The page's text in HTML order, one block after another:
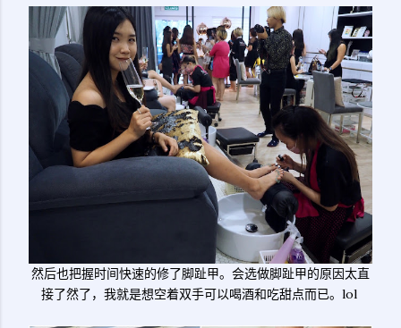
然后也把握时间快速的修了脚趾甲。会选做脚趾甲的原因太直
接了然了，我就是想空着双手可以喝酒和吃甜点而已。lol